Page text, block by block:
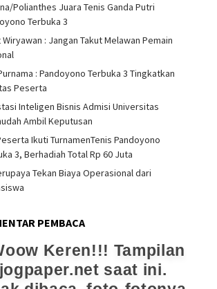
Polianthes Juara Tenis Ganda Putri
Terbuka 3
: Jangan Takut Melawan Pemain
: Pandoyono Terbuka 3 Tingkatkan
Peserta
Inteligen Bisnis Admisi Universitas
Ambil Keputusan
Ikuti TurnamenTenis Pandoyono
3, Berhadiah Total Rp 60 Juta
Tekan Biaya Operasional dari
PEMBACA
Keren!!! Tampilan
jogpaper.net saat ini.